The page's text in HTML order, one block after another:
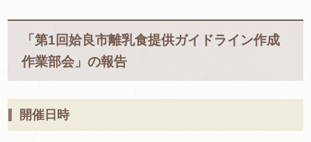
「第1回姶良市離乳食提供ガイドライン作成
作業部会」の報告
開催日時